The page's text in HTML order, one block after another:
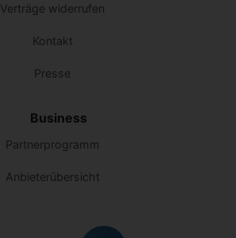
Verträge widerrufen
Kontakt
Presse
Business
Partnerprogramm
Anbieterübersicht